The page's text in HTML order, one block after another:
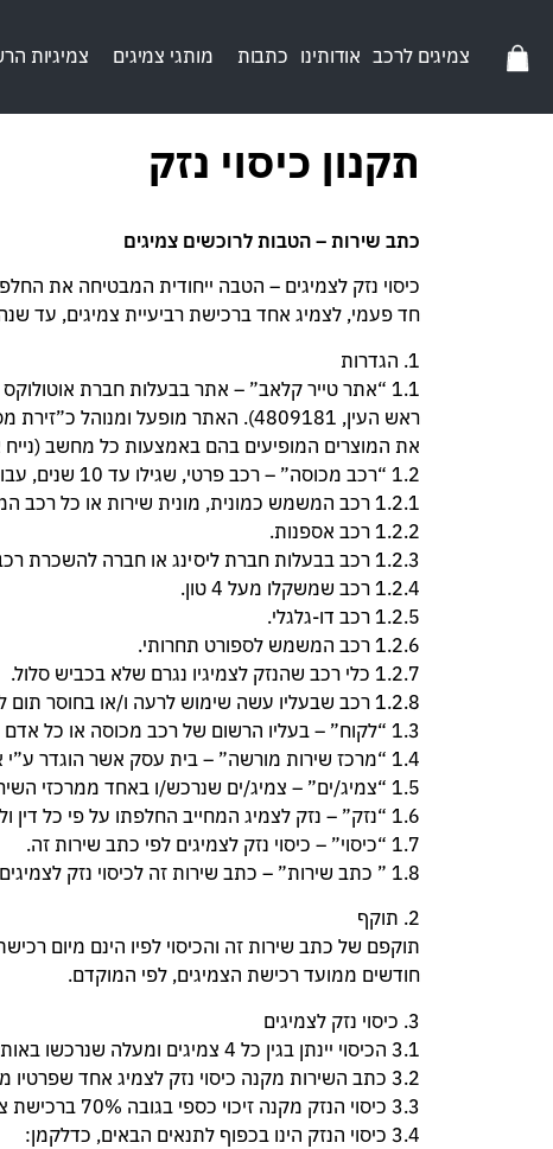
צמיגים לרכב אודותינו כתבות מותגי צמיגים צמיגיות
תקנון כיסוי נזק
כתב שירות – הטבות לרוכשים צמיגים
כיסוי נזק לצמיגים – הטבה ייחודית המבטיחה את
חד פעמי, לצמיג אחד ברכישת רביעיית צמיגים, עד
1. הגדרות
ראש העין, 4809181). האתר מופעל
את המוצרים המופיעים בהם באמצעות כל מחשב (נייח
1.2 “רכב מכוסה” – רכב פרטי, שגילו עד 10 שנים, עבורו נרכשו צמיגים באתר טייר קלאב, למעט כלי רכב על פי המפורט להלן:
1.2.1 רכב המשמש כמונית, מונית שירות או כל רכב המסיע נוסעים בתשלום.
1.2.2 רכב אספנות.
1.2.3 רכב בבעלות חברת ליסינג או חברה להשכרת רכב.
1.2.4 רכב שמשקלו מעל 4 טון.
1.2.5 רכב דו-גלגלי.
1.2.6 רכב המשמש לספורט תחרותי.
1.2.7 כלי רכב שהנזק לצמיגיו נגרם שלא בכביש סלול.
1.2.8 רכב שבעליו עשה שימוש לרעה ו/או בחוסר תום לב בתנאי כתב שירות זה.
1.3 “לקוח” – בעליו הרשום של רכב מכוסה או כל אדם אחר הנוהג ברכב מכוסה ברשות הבעלים.
1.4 “מרכז שירות מורשה” – בית עסק אשר הוגדר ע”י אתר טייר קלאב לבצע את מימוש כיסוי הנזק.
1.5 “צמיג/ים” – צמיג/ים שנרכש/ו באחד ממרכזי השירות והורכב/ו ברכב מכוסה.
1.6 “נזק” – נזק לצמיג המחייב החלפתו על פי כל דין ולמעט: בלאי טבעי, גניבה, אובדן, נזק שנגרם מחוץ לדרך סלולה, בזדון או בחוסר תום לב.
1.7 “כיסוי” – כיסוי נזק לצמיגים לפי כתב שירות זה.
1.8 ” כתב שירות” – כתב שירות זה לכיסוי נזק לצמיגים.
2. תוקף
חודשים ממועד רכישת הצמיגים, לפי המוקדם.
3. כיסוי נזק לצמיגים
3.1 הכיסוי יינתן בגין כל 4 צמיגים ומעלה שנרכשו באותה עסקה באתר טייר קלאב והורכבו ברכב מכוסה.
3.2 כתב השירות מקנה כיסוי נזק לצמיג אחד שפרטיו מוטבעים ע”ג החשבונית.
3.3 כיסוי הנזק מקנה זיכוי כספי בגובה 70% ברכישת צמיג זהה חדש במקום צמיג שניזוק. הזיכוי הכספי הינו ממחיר הצמיג אותו שילם הצרכן במועד הרכישה.
3.4 כיסוי הנזק הינו בכפוף לתנאים הבאים, כדלקמן: